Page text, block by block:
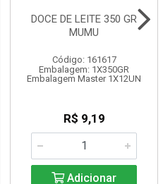
DOCE DE LEITE 350 GR
MUMU
Código: 161617
Embalagem: 1X350GR
Embalagem Master 1X12UN
R$ 9,19
Adicionar